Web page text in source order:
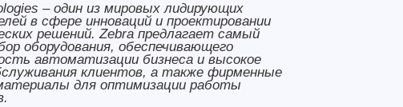
– один из мировых лидирующих
в сфере инноваций и проектировании
решений. Zebra предлагает самый
оборудования, обеспечивающего
автоматизации бизнеса и высокое
клиентов, а также фирменные
для оптимизации работы